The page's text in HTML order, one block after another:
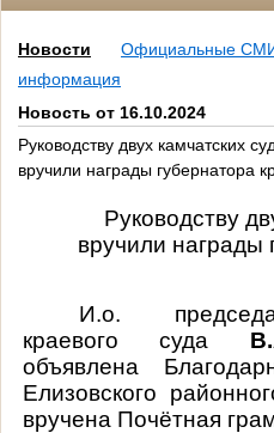
Новости Официальные
информация
Новость от 16.10.2024
Руководству двух камчатских
вручили награды губернатора
Руководству
вручили награды
И.о.
краевого суда
объявлена
Елизовского
вручена Почётная